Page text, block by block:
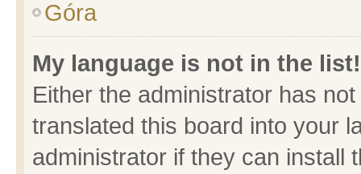
Góra
My language is not in the list!
Either the administrator has
translated this board into your
administrator if they can install